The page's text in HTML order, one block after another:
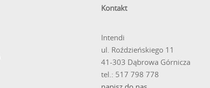
Kontakt
Intendi
ul. Roździeńskiego 11
41-303 Dąbrowa Górnicza
tel.: 517 798 778